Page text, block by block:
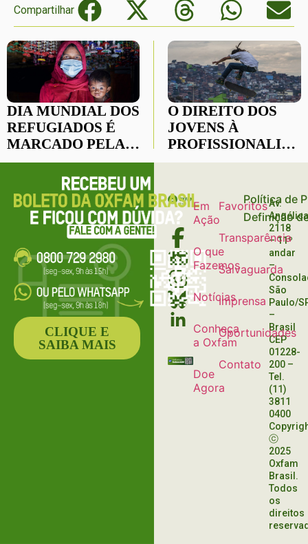
Compartilhar
DIA MUNDIAL DOS
REFUGIADOS É
MARCADO PELA
RESILIÊNCIA
O DIREITO DOS
JOVENS À
TRABALHO E
Em
Ação
O que
Fazemos
Notícias
Conheça
a Oxfam
Doe
Agora
Favoritos
Transparência
Salvaguarda
Imprensa
Oportunidades
Contato
Política de
Definição
Av.
2118
– 11º
andar
–
São
Paulo/
–
Brasil
CEP
01228-
200 –
Tel.
(11)
3811
0400
ⓒ
2025
Oxfam
Brasil.
Todos
os
direitos
CLIQUE E
SAIBA MAIS